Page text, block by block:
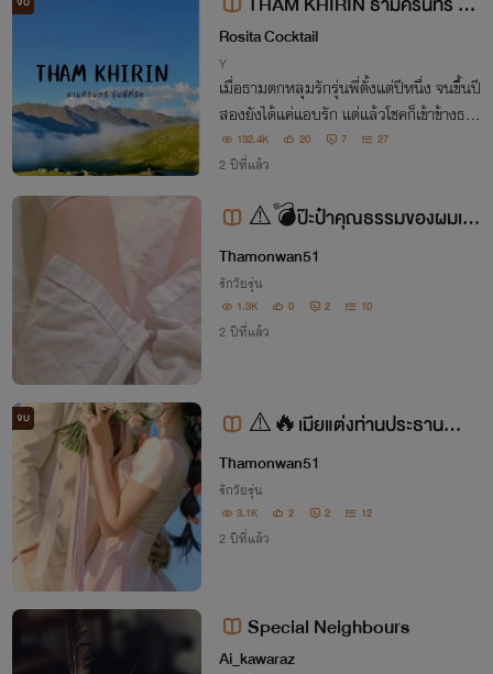
พี่ที่รัก
Rosita Cocktail
Y
เมื่อธามตกหลุมรักรุ่นพี่ตั้งแต่ปีหนึ่ง จนขึ้นปี
สองยังได้แค่แอบรัก แต่แล้วโชคก็เข้าข้างธาม
หนุ่มหล่อ หุ่นนายแบบ เมื่อรุ่นพี่ที่เขาชอบได้
เลิกกับแฟน ธามคนนี้แหละจะเดินหน้าจีบรุ่น
132.4K 20 7 27
2 ปีที่แล้ว
⚠️💣ป๊ะป๋าคุณธรรมของผมเป็
นมาเฟีย💗⚠️
Thamonwan51
รักวัยรุ่น
1.3K 0 2 10
2 ปีที่แล้ว
จบ
⚠️🔥เมียแต่งท่านประธาน💦
⚠️
Thamonwan51
รักวัยรุ่น
3.1K 2 2 12
2 ปีที่แล้ว
Special Neighbours
Ai_kawaraz